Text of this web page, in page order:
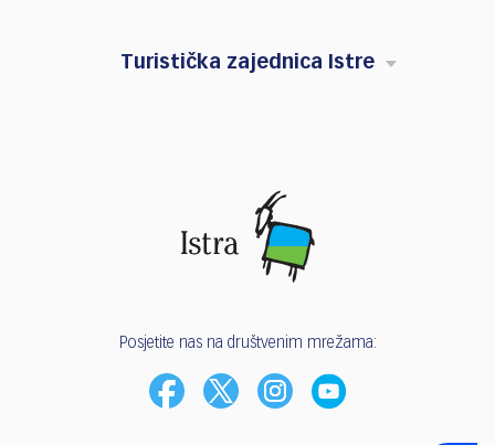
Turistička zajednica Istre
Posjetite nas na društvenim mrežama: